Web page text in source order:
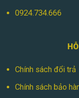
0924.734.666
Chính sách đổi trả
Chính sách bảo